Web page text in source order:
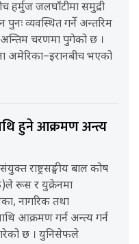
हर्मुज जलघाँटीमा समुद्री
व्यवस्थित गर्ने अन्तरिम
चरणमा पुगेको छ ।
अमेरिका–इरानबीच भएको
हुने आक्रमण अन्त्य
राष्ट्रसङ्घीय बाल कोष
रूस र युक्रेनमा
नागरिक तथा
आक्रमण गर्न अन्त्य गर्न
छ । युनिसेफले